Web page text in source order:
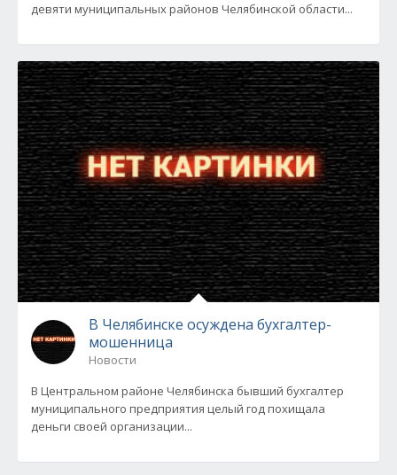
девяти муниципальных районов Челябинской области...
В Челябинске осуждена бухгалтер-
мошенница
Новости
В Центральном районе Челябинска бывший бухгалтер
муниципального предприятия целый год похищала
деньги своей организации...